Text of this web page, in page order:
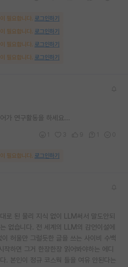
필요합니다. 로그인하기
필요합니다. 로그인하기
필요합니다. 로그인하기
필요합니다. 로그인하기
가 연구활동을 하세요...
필요합니다. 로그인하기
로 된 물리 지식 없이 LLM써서 말도안되
없습니다. 전 세계의 LLM의 감언이설에
허울만 그럴듯한 글을 쓰는 사이비 수백
하면 그거 한장한장 읽어봐야하는 에디
. 본인이 정규 코스웍 들을 여유 안된다는